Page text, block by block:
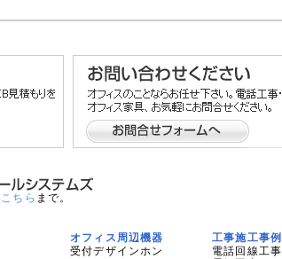
こちら まで。
オフィス周辺機器
受付デザインホン
工事施工事例
電話回線工事